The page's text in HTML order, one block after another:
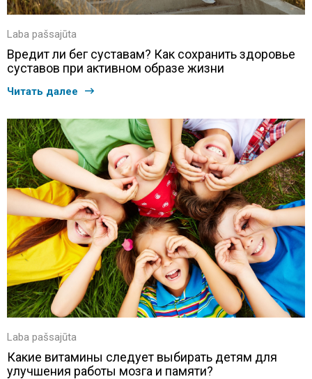
Laba pašsajūta
Вредит ли бег суставам? Как сохранить здоровье
суставов при активном образе жизни
Читать далее
Laba pašsajūta
Какие витамины следует выбирать детям для
улучшения работы мозга и памяти?